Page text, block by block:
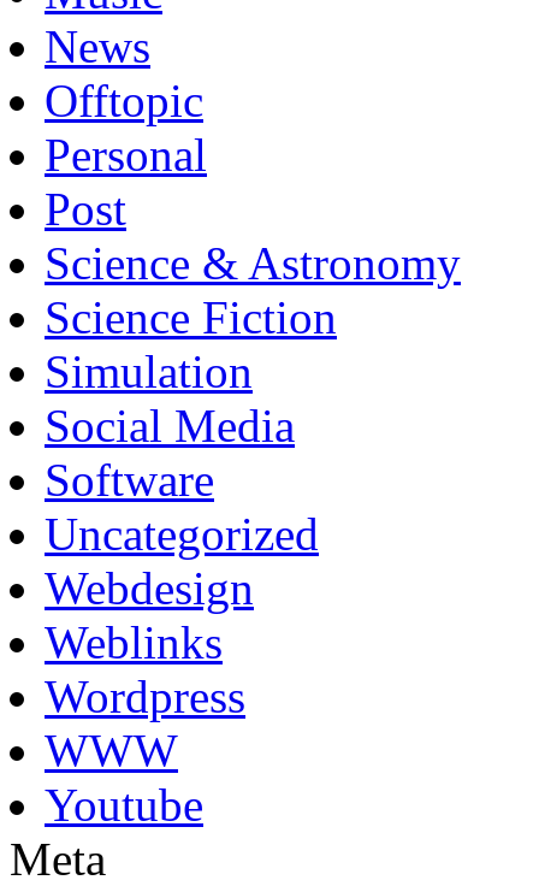
News
Offtopic
Personal
Post
Science & Astronomy
Science Fiction
Simulation
Social Media
Software
Uncategorized
Webdesign
Weblinks
Wordpress
WWW
Youtube
Meta